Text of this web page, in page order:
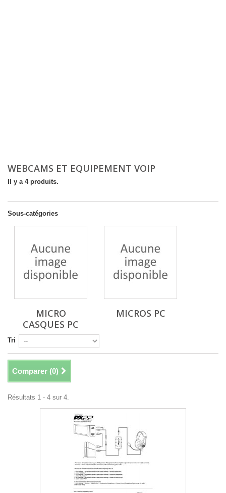
WEBCAMS ET EQUIPEMENT VOIP
Il y a 4 produits.
Sous-catégories
MICRO
CASQUES PC
MICROS PC
Tri
Comparer (0)
Résultats 1 - 4 sur 4.